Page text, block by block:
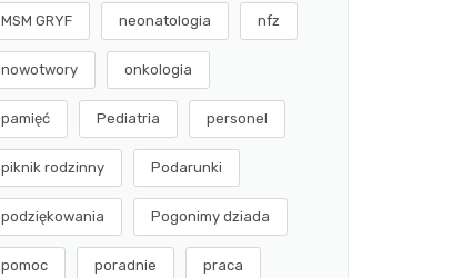
MSM GRYF neonatologia nfz
nowotwory onkologia
pamięć Pediatria personel
piknik rodzinny Podarunki
podziękowania Pogonimy dziada
pomoc poradnie praca